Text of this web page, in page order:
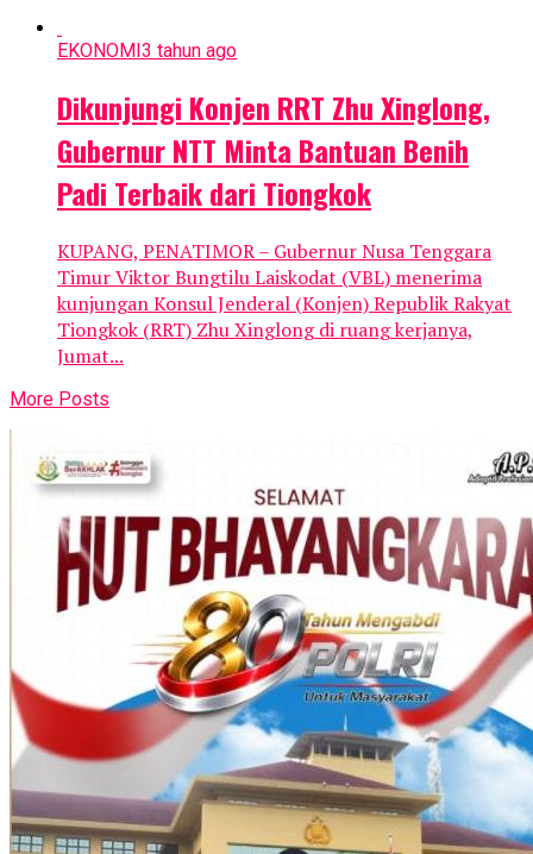
EKONOMI 3 tahun ago
Dikunjungi Konjen RRT Zhu Xinglong,
Gubernur NTT Minta Bantuan Benih
Padi Terbaik dari Tiongkok
KUPANG, PENATIMOR – Gubernur Nusa Tenggara
Timur Viktor Bungtilu Laiskodat (VBL) menerima
kunjungan Konsul Jenderal (Konjen) Republik Rakyat
Tiongkok (RRT) Zhu Xinglong di ruang kerjanya,
Jumat...
More Posts